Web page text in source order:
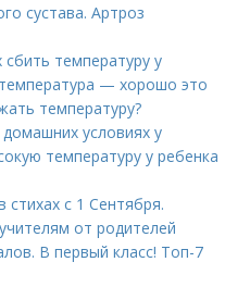
сустава. Артроз
температуру у
— хорошо это
температуру?
условиях у
температуру у ребенка
стихах с 1 Сентября.
от родителей
В первый класс! Топ-7